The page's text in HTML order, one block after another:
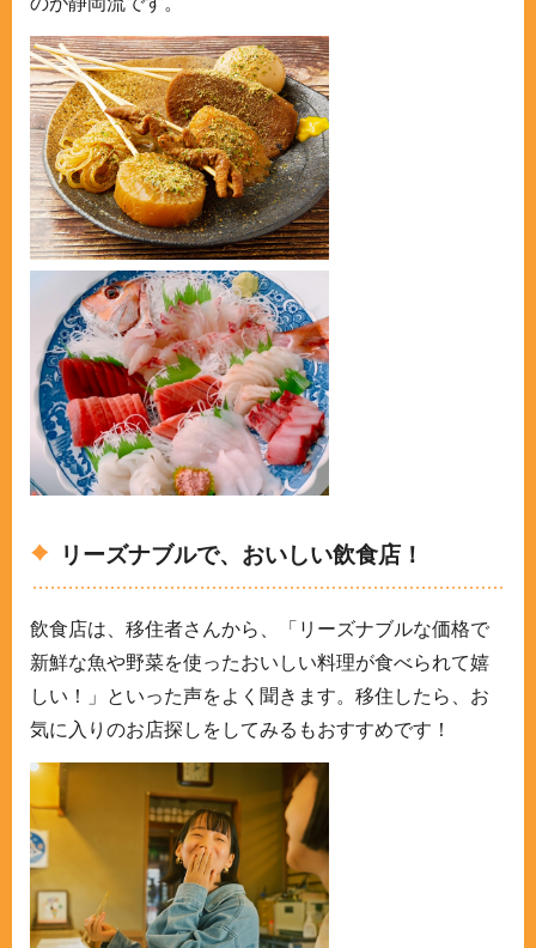
リーズナブルで、おいしい飲食店！
飲食店は、移住者さんから、「リーズナブルな価格で
新鮮な魚や野菜を使ったおいしい料理が食べられて嬉
しい！」といった声をよく聞きます。移住したら、お
気に入りのお店探しをしてみるもおすすめです！